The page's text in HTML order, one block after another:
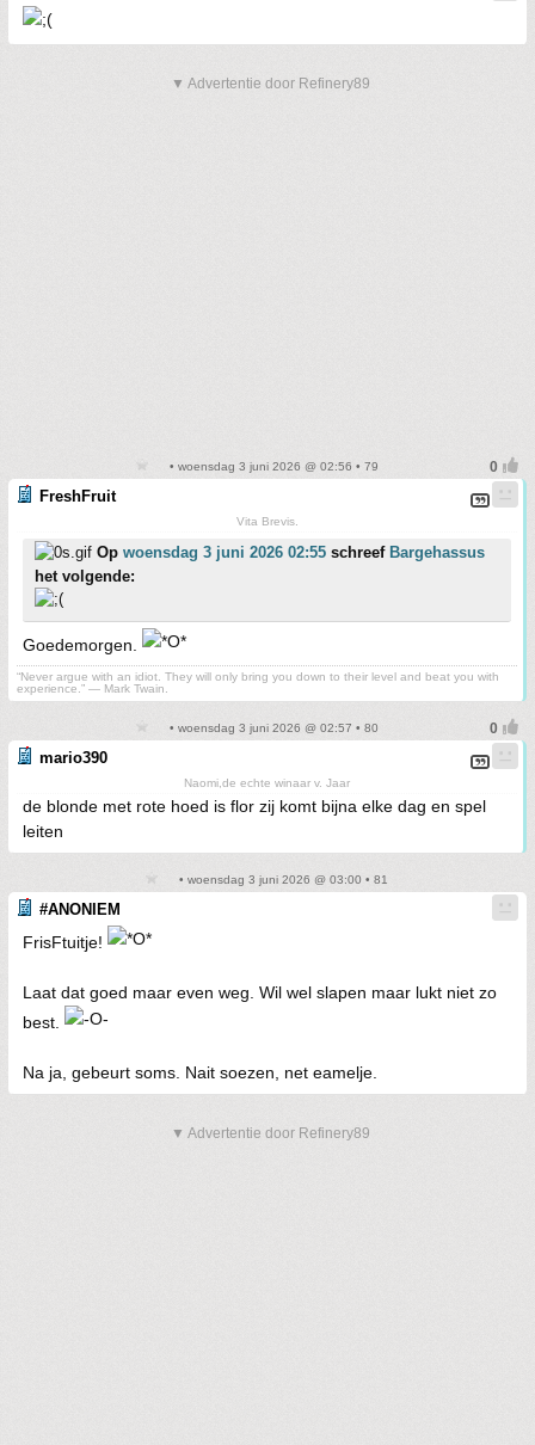
▼ Advertentie door Refinery89
• woensdag 3 juni 2026 @ 02:56 • 79
FreshFruit
Vita Brevis.
Op woensdag 3 juni 2026 02:55 schreef Bargehassus
het volgende:
Goedemorgen.
“Never argue with an idiot. They will only bring you down to their level and beat you with
experience.” ― Mark Twain.
• woensdag 3 juni 2026 @ 02:57 • 80
mario390
Naomi,de echte winaar v. Jaar
de blonde met rote hoed is flor zij komt bijna elke dag en spel
leiten
• woensdag 3 juni 2026 @ 03:00 • 81
#ANONIEM
FrisFtuitje!
Laat dat goed maar even weg. Wil wel slapen maar lukt niet zo
best.
Na ja, gebeurt soms. Nait soezen, net eamelje.
▼ Advertentie door Refinery89